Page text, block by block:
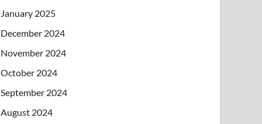
January 2025
December 2024
November 2024
October 2024
September 2024
August 2024